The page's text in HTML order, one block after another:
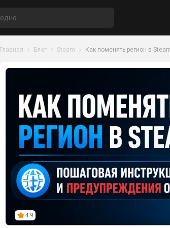
Главная Блог Steam Как поменять регион в
4.9